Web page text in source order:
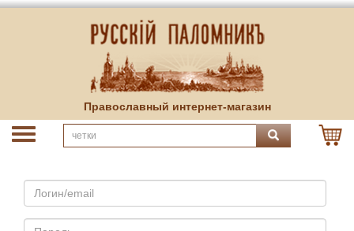
Православный интернет-магазин
Email
Пароль